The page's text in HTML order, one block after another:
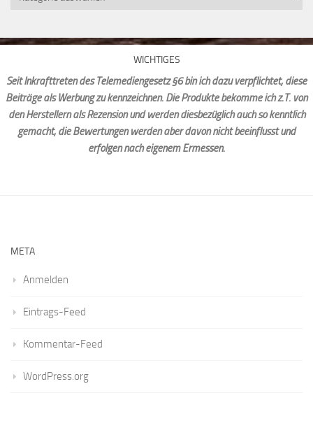
WICHTIGES
Seit Inkrafttreten des Telemediengesetz §6 bin ich dazu verpflichtet, diese
Beiträge als Werbung zu kennzeichnen. Die Produkte bekomme ich z.T. von
den Herstellern als Rezension und werden diesbezüglich auch so kenntlich
gemacht, die Bewertungen werden aber davon nicht beeinflusst und
erfolgen nach eigenem Ermessen.
META
Anmelden
Eintrags-Feed
Kommentar-Feed
WordPress.org